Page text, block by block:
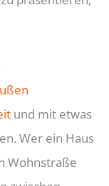
und mit etwas
Wer ein Haus
Wohnstraße